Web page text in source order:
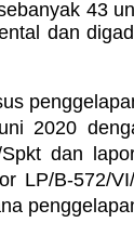
43
dan
2020
Spkt dan
LP/B-572/